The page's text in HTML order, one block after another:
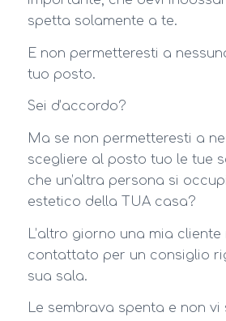
spetta solamente a te.
E non permetteresti a
tuo posto.
Sei d’accordo?
Ma se non permetteresti a
scegliere al posto tuo le tue
che un’altra persona si
estetico della TUA casa?
L’altro giorno una mia cliente
contattato per un consiglio
sua sala.
Le sembrava spenta e non vi